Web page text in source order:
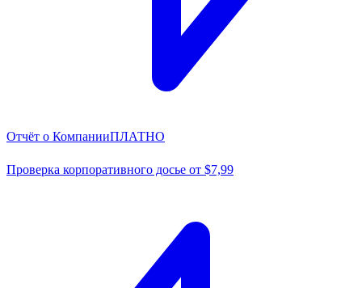
Отчёт о КомпанииПЛАТНО
Проверка корпоративного досье от $7,99